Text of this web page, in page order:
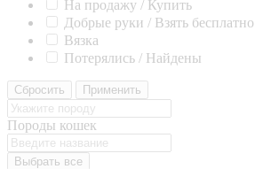
На продажу / Купить
Добрые руки / Взять бесплатно
Вязка
Потерялись / Найдены
Сбросить Применить
Породы кошек
Выбрать все